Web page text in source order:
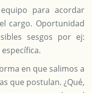
para acordar
cargo. Oportunidad
sesgos por ej:
en que salimos a
que postulan. ¿Qué,